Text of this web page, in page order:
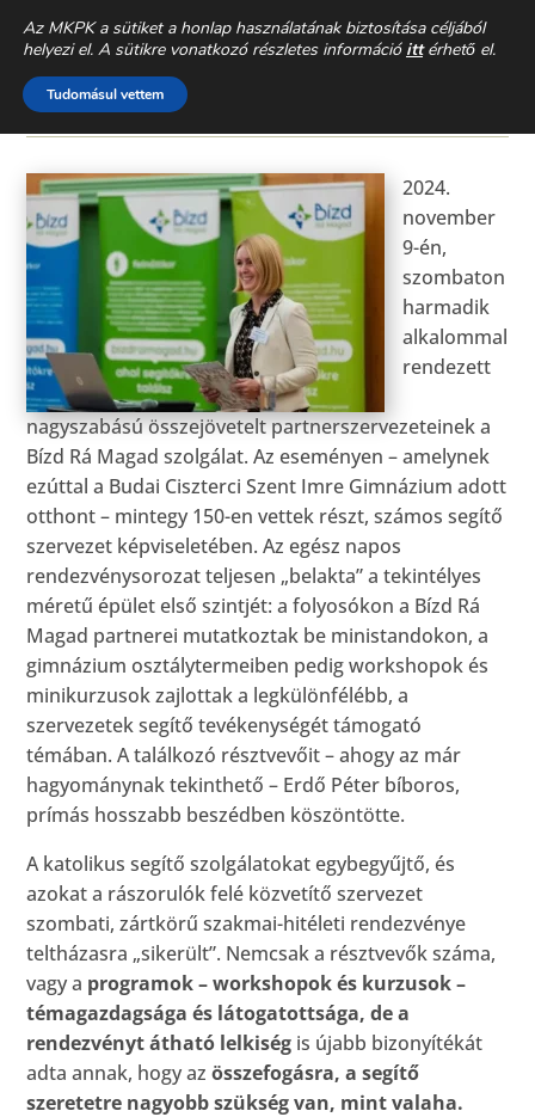
CSALÁDEGYHÁZ» AKTUÁLIS »
A BIZALOM ÚJ KULTÚRÁJA ÉPÜL
2024. NOVEMBER 14.
2024.
november
9-én,
szombaton
harmadik
alkalommal
rendezett
nagyszabású összejövetelt partnerszervezeteinek a
Bízd Rá Magad szolgálat. Az eseményen – amelynek
ezúttal a Budai Ciszterci Szent Imre Gimnázium adott
otthont – mintegy 150-en vettek részt, számos segítő
szervezet képviseletében. Az egész napos
rendezvénysorozat teljesen „belakta” a tekintélyes
méretű épület első szintjét: a folyosókon a Bízd Rá
Magad partnerei mutatkoztak be ministandokon, a
gimnázium osztálytermeiben pedig workshopok és
minikurzusok zajlottak a legkülönfélébb, a
szervezetek segítő tevékenységét támogató
témában. A találkozó résztvevőit – ahogy az már
hagyománynak tekinthető – Erdő Péter bíboros,
prímás hosszabb beszédben köszöntötte.
A katolikus segítő szolgálatokat egybegyűjtő, és
azokat a rászorulók felé közvetítő szervezet
szombati, zártkörű szakmai-hitéleti rendezvénye
teltházasra „sikerült”. Nemcsak a résztvevők száma,
vagy a programok – workshopok és kurzusok –
témagazdagsága és látogatottsága, de a
rendezvényt átható lelkiség is újabb bizonyítékát
adta annak, hogy az összefogásra, a segítő
szeretetre nagyobb szükség van, mint valaha.
Az MKPK a sütiket a honlap használatának biztosítása céljából
helyezi el. A sütikre vonatkozó részletes információ ittérhető el.
Tudomásul vettem